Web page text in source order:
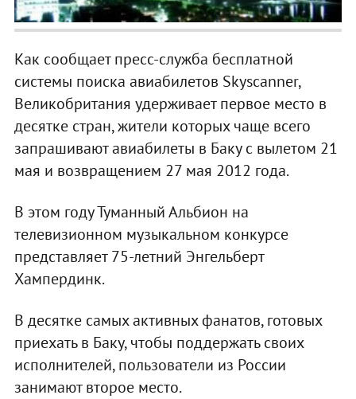
Как сообщает пресс-служба бесплатной
системы поиска авиабилетов Skyscanner,
Великобритания удерживает первое место в
десятке стран, жители которых чаще всего
запрашивают авиабилеты в Баку с вылетом 21
мая и возвращением 27 мая 2012 года.
В этом году Туманный Альбион на
телевизионном музыкальном конкурсе
представляет 75-летний Энгельберт
Хампердинк.
В десятке самых активных фанатов, готовых
приехать в Баку, чтобы поддержать своих
исполнителей, пользователи из России
занимают второе место.